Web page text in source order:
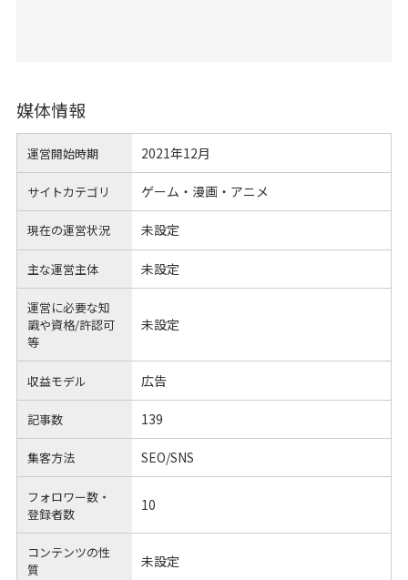
媒体情報
運営開始時期 2021年12月
サイトカテゴリ ゲーム・漫画・アニメ
現在の運営状況 未設定
主な運営主体 未設定
運営に必要な知
識や資格/許認可
等
未設定
収益モデル 広告
記事数 139
集客方法 SEO/SNS
フォロワー数・
登録者数
10
コンテンツの性
質
未設定